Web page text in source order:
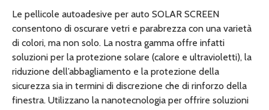
Le pellicole autoadesive per auto SOLAR SCREEN
consentono di oscurare vetri e parabrezza con una varietà
di colori, ma non solo. La nostra gamma offre infatti
soluzioni per la protezione solare (calore e ultravioletti), la
riduzione dell’abbagliamento e la protezione della
sicurezza sia in termini di discrezione che di rinforzo della
finestra. Utilizzano la nanotecnologia per offrire soluzioni